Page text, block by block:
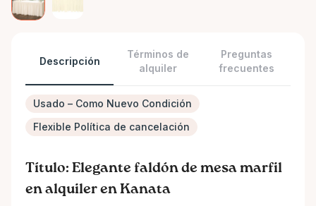
Descripción
Términos de
alquiler
Preguntas
frecuentes
Usado – Como Nuevo Condición
Flexible Política de cancelación
Título: Elegante faldón de mesa marfil
en alquiler en Kanata